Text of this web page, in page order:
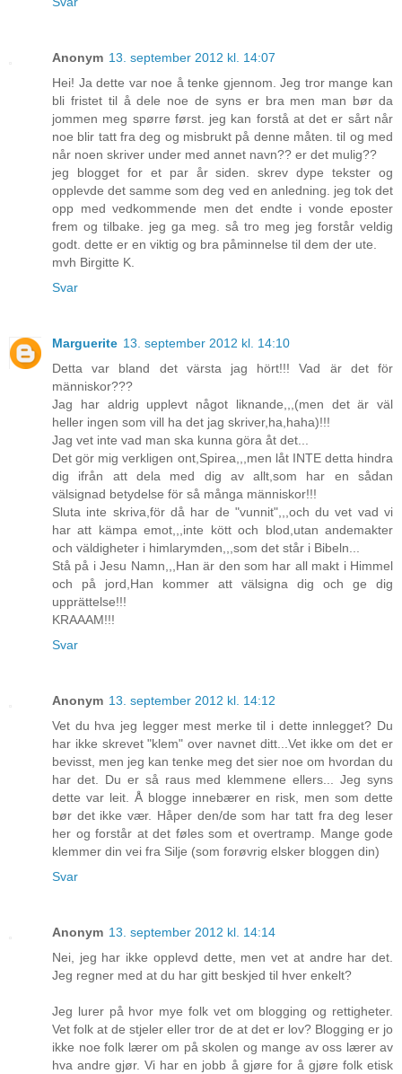
Anonym 13. september 2012 kl. 14:07
Hei! Ja dette var noe å tenke gjennom. Jeg tror mange kan
bli fristet til å dele noe de syns er bra men man bør da
jommen meg spørre først. jeg kan forstå at det er sårt når
noe blir tatt fra deg og misbrukt på denne måten. til og med
når noen skriver under med annet navn?? er det mulig??
jeg blogget for et par år siden. skrev dype tekster og
opplevde det samme som deg ved en anledning. jeg tok det
opp med vedkommende men det endte i vonde eposter
frem og tilbake. jeg ga meg. så tro meg jeg forstår veldig
godt. dette er en viktig og bra påminnelse til dem der ute.
mvh Birgitte K.
Svar
Marguerite 13. september 2012 kl. 14:10
Detta var bland det värsta jag hört!!! Vad är det för
människor???
Jag har aldrig upplevt något liknande,,,(men det är väl
heller ingen som vill ha det jag skriver,ha,haha)!!!
Jag vet inte vad man ska kunna göra åt det...
Det gör mig verkligen ont,Spirea,,,men låt INTE detta hindra
dig ifrån att dela med dig av allt,som har en sådan
välsignad betydelse för så många människor!!!
Sluta inte skriva,för då har de "vunnit",,,och du vet vad vi
har att kämpa emot,,,inte kött och blod,utan andemakter
och väldigheter i himlarymden,,,som det står i Bibeln...
Stå på i Jesu Namn,,,Han är den som har all makt i Himmel
och på jord,Han kommer att välsigna dig och ge dig
upprättelse!!!
KRAAAM!!!
Svar
Anonym 13. september 2012 kl. 14:12
Vet du hva jeg legger mest merke til i dette innlegget? Du
har ikke skrevet "klem" over navnet ditt...Vet ikke om det er
bevisst, men jeg kan tenke meg det sier noe om hvordan du
har det. Du er så raus med klemmene ellers... Jeg syns
dette var leit. Å blogge innebærer en risk, men som dette
bør det ikke vær. Håper den/de som har tatt fra deg leser
her og forstår at det føles som et overtramp. Mange gode
klemmer din vei fra Silje (som forøvrig elsker bloggen din)
Svar
Anonym 13. september 2012 kl. 14:14
Nei, jeg har ikke opplevd dette, men vet at andre har det.
Jeg regner med at du har gitt beskjed til hver enkelt?
Jeg lurer på hvor mye folk vet om blogging og rettigheter.
Vet folk at de stjeler eller tror de at det er lov? Blogging er jo
ikke noe folk lærer om på skolen og mange av oss lærer av
hva andre gjør. Vi har en jobb å gjøre for å gjøre folk etisk